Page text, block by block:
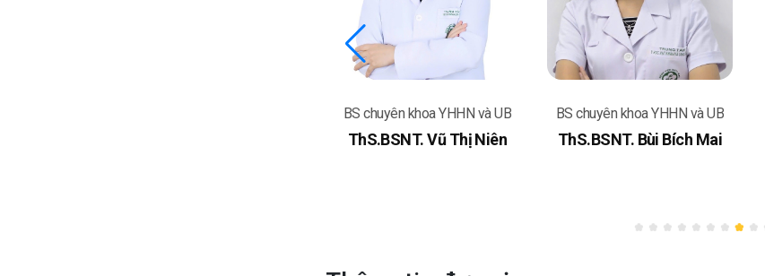
BS chuyên khoa YHHN và UB
ThS.BSNT. Vũ Thị Niên
BS chuyên khoa YHHN và UB
ThS.BSNT. Bùi Bích Mai